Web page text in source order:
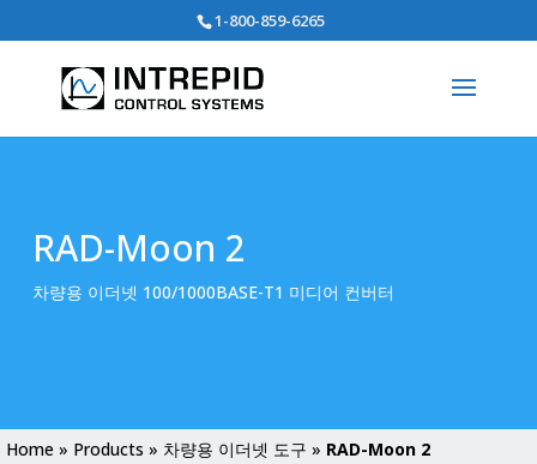
1-800-859-6265
RAD-Moon 2
차량용 이더넷 100/1000BASE-T1 미디어 컨버터
Home » Products » 차량용 이더넷 도구 » RAD-Moon 2